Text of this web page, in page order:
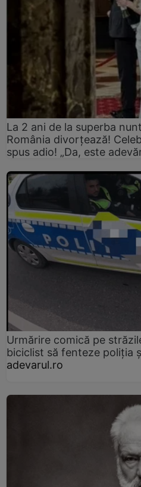
La 2 ani de la superba
România divorțează!
spus adio! „Da, este
Urmărire comică pe
biciclist să fenteze poliția
adevarul.ro